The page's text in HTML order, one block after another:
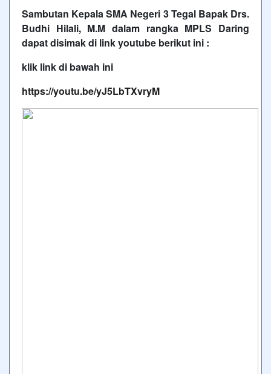
Sambutan Kepala SMA Negeri 3 Tegal Bapak Drs.
Budhi Hilali, M.M dalam rangka MPLS Daring
dapat disimak di link youtube berikut ini :
klik link di bawah ini
https://youtu.be/yJ5LbTXvryM